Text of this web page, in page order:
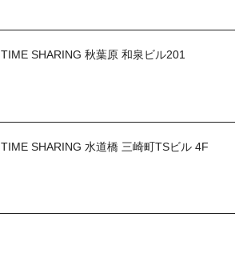
TIME SHARING 秋葉原 和泉ビル201
TIME SHARING 水道橋 三崎町TSビル 4F